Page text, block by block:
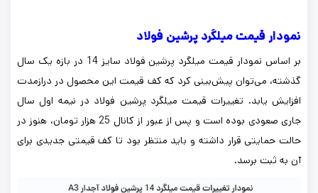
نمودار قیمت میلگرد پرشین فولاد
بر اساس نمودار قیمت میلگرد پرشین فولاد سایز 14 در بازه یک سال
گذشته، می‌توان پیش‌بینی کرد که کف قیمت این محصول در درازمدت
افزایش یابد. تغییرات قیمت میلگرد پرشین فولاد در نیمه اول سال
جاری صعودی بوده است و پس از عبور از کانال 25 هزار تومان، هنوز در
حالت حمایتی قرار داشته و باید منتظر بود تا کف قیمتی جدیدی برای
آن به ثبت برسد.